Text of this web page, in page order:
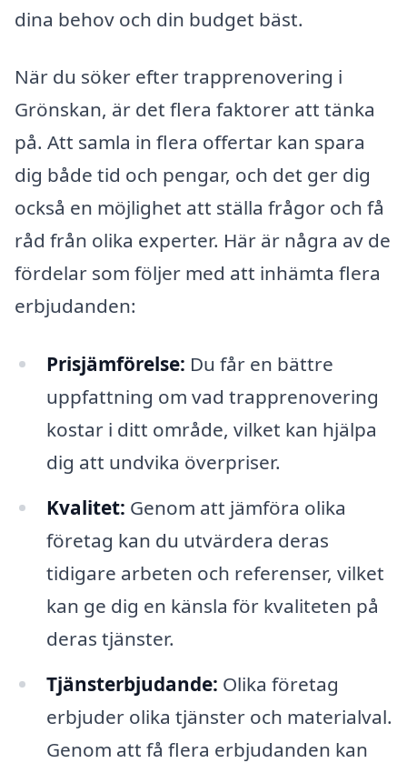
dina behov och din budget bäst.
När du söker efter trapprenovering i
Grönskan, är det flera faktorer att tänka
på. Att samla in flera offertar kan spara
dig både tid och pengar, och det ger dig
också en möjlighet att ställa frågor och få
råd från olika experter. Här är några av de
fördelar som följer med att inhämta flera
erbjudanden:
Prisjämförelse: Du får en bättre
uppfattning om vad trapprenovering
kostar i ditt område, vilket kan hjälpa
dig att undvika överpriser.
Kvalitet: Genom att jämföra olika
företag kan du utvärdera deras
tidigare arbeten och referenser, vilket
kan ge dig en känsla för kvaliteten på
deras tjänster.
Tjänsterbjudande: Olika företag
erbjuder olika tjänster och materialval.
Genom att få flera erbjudanden kan